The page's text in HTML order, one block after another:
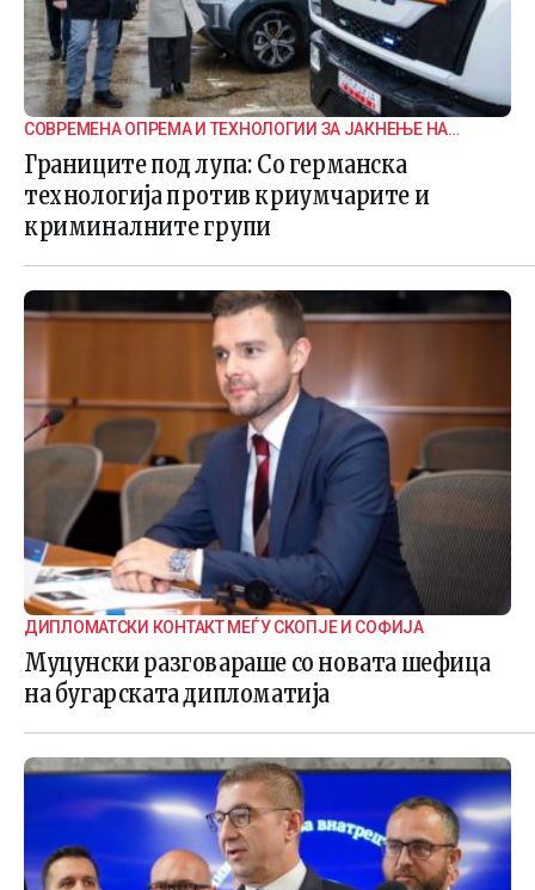
СОВРЕМЕНА ОПРЕМА И ТЕХНОЛОГИИ ЗА ЈАКНЕЊЕ НА
ГРАНИЧНАТА БЕЗБЕДНОСТ
Границите под лупа: Со германска
технологија против криумчарите и
криминалните групи
ДИПЛОМАТСКИ КОНТАКТ МЕЃУ СКОПЈЕ И СОФИЈА
Муцунски разговараше со новата шефица
на бугарската дипломатија